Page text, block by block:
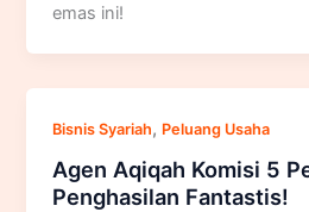
emas ini!
Bisnis Syariah, Peluang Usaha
Agen Aqiqah Komisi 5
Penghasilan Fantastis!